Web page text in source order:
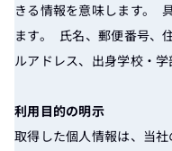
きる情報を意味します。
ます。 氏名、郵便番号、
ルアドレス、出身学校・
利用目的の明示
取得した個人情報は、当